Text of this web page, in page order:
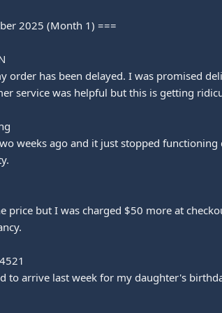
2025 (Month 1) ===
order has been delayed. I was promised
service was helpful but this is getting
weeks ago and it just stopped
price but I was charged $50 more at
to arrive last week for my daughter's